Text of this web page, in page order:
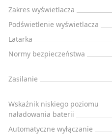
Zakres wyświetlacza
Podświetlenie wyświetlacza
Latarka
Normy bezpieczeństwa
Zasilanie
Wskaźnik niskiego poziomu
naładowania baterii
Automatyczne wyłączanie